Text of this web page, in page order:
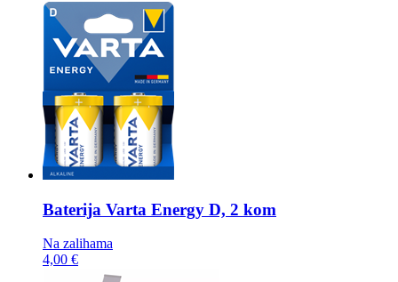
Baterija Varta Energy D, 2 kom
Na zalihama
4,00 €